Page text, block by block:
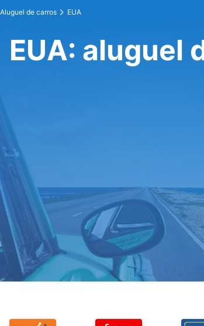
Aluguel de carros EUA
EUA: aluguel